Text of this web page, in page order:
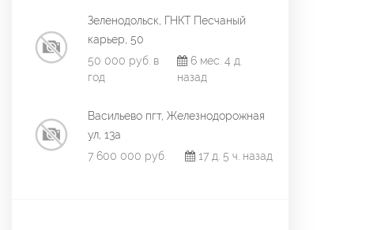
Зеленодольск, ГНКТ Песчаный
карьер, 50
50 000 руб. в
год
6 мес. 4 д.
назад
Васильево пгт, Железнодорожная
ул, 13а
7 600 000 руб.
17 д. 5 ч. назад